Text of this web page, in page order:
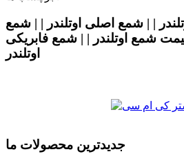
| | شمع اصلی اوتلندر | | شمع
قیمت شمع اوتلندر | | شمع فابریکی
اوتلندر
جدیدترین محصولات ما